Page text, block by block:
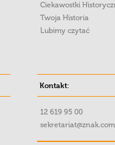
Ciekawostki
Twoja Historia
Lubimy czytać
Kontakt:
12 619 95 00